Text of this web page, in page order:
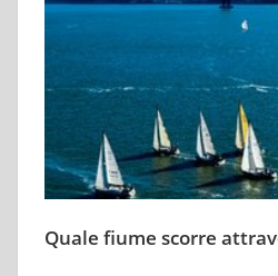
Quale fiume scorre